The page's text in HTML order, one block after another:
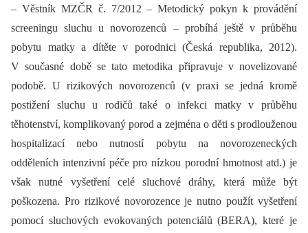
–⁠ Věstník MZČR č. 7/2012 –⁠ Metodický pokyn k provádění
screeningu sluchu u novorozenců –⁠ probíhá ještě v průběhu
pobytu matky a dítěte v porodnici (Česká republika, 2012).
V současné době se tato metodika připravuje v novelizované
podobě. U rizikových novorozenců (v praxi se jedná kromě
postižení sluchu u rodičů také o infekci matky v průběhu
těhotenství, komplikovaný porod a zejména o děti s prodlouženou
hospitalizací nebo nutností pobytu na novorozeneckých
odděleních intenzivní péče pro nízkou porodní hmotnost atd.) je
však nutné vyšetření celé sluchové dráhy, která může být
poškozena. Pro rizikové novorozence je nutno použít vyšetření
pomocí sluchových evokovaných potenciálů (BERA), které je